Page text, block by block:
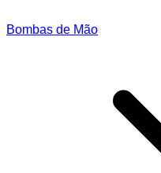
Bombas de Mão